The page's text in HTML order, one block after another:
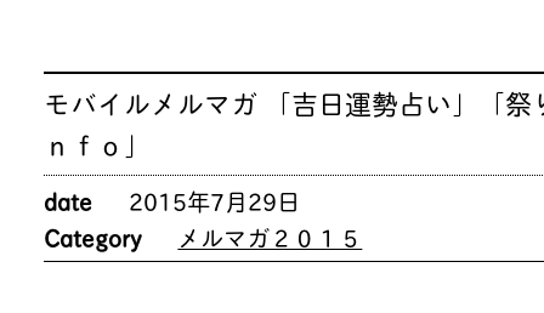
モバイルメルマガ 「吉日運勢占い」「祭
ｎｆｏ」
date
2015年7月29日
Category
メルマガ２０１５